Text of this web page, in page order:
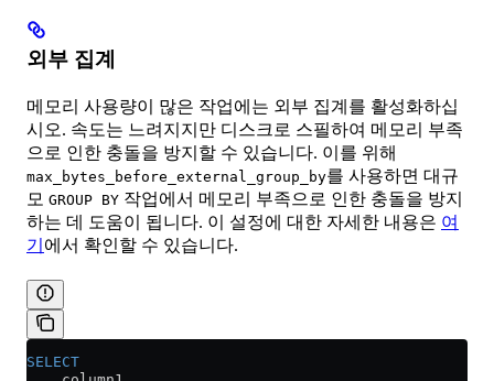
외부 집계
메모리 사용량이 많은 작업에는 외부 집계를 활성화하십
시오. 속도는 느려지지만 디스크로 스필하여 메모리 부족
으로 인한 충돌을 방지할 수 있습니다. 이를 위해
max_bytes_before_external_group_by를 사용하면 대규
모 GROUP BY 작업에서 메모리 부족으로 인한 충돌을 방지
하는 데 도움이 됩니다. 이 설정에 대한 자세한 내용은 여
기 에서 확인할 수 있습니다.
SELECT